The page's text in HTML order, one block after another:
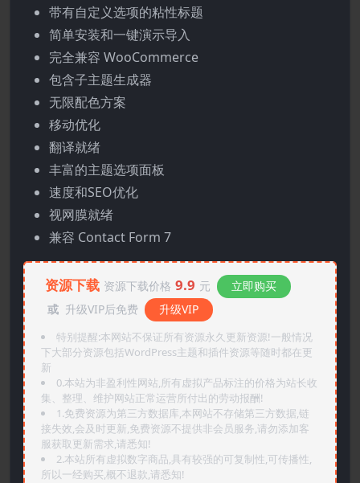
带有自定义选项的粘性标题
简单安装和一键演示导入
完全兼容 WooCommerce
包含子主题生成器
无限配色方案
移动优化
翻译就绪
丰富的主题选项面板
速度和SEO优化
视网膜就绪
兼容 Contact Form 7
资源下载 资源下载价格 9.9 元
立即购买
或 升级VIP后免费 升级VIP
特别提醒:本网站不保证所有资源永久更新资源!一般情况
下大部分资源包括WordPress主题和插件资源等随时都在更
新
0.本站为非盈利性网站,所有虚拟产品标注的价格为站长收
集、整理、维护网站正常运营所付出的劳动报酬!
1.免费资源为第三方数据库,本网站不存储第三方数据,链
接失效,会及时更新,免费资源不提供非会员服务,请勿添加客
服获取更新需求,请悉知!
2.本站所有虚拟数字商品,具有较强的可复制性,可传播性,
所以一经购买,概不退款,请悉知!